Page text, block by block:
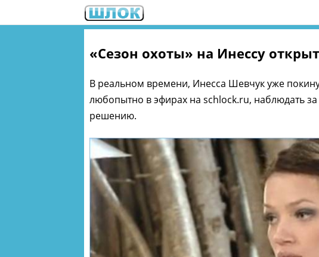
«Сезон охоты» на Инессу
В реальном времени, Инесса Шевчук уже
любопытно в эфирах на schlock.ru, наблюдать
решению.